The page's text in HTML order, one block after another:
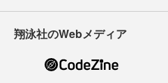
翔泳社のWebメディア